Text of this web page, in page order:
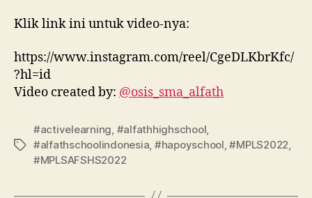
Klik link ini untuk video-nya:
https://www.instagram.com/reel/CgeDLKbrKfc/
?hl=id
Video created by: @osis_sma_alfath
#activelearning #alfathhighschool
#alfathschoolindonesia #hapoyschool ,#MPLS2022
#MPLSAFSHS2022